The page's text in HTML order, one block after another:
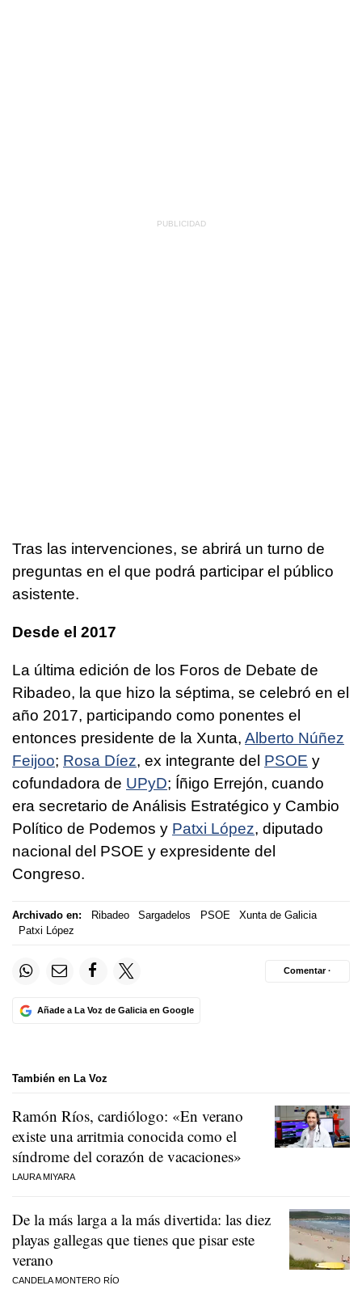
Tras las intervenciones, se abrirá un turno de
preguntas en el que podrá participar el público
asistente.
Desde el 2017
La última edición de los Foros de Debate de
Ribadeo, la que hizo la séptima, se celebró en el
año 2017, participando como ponentes el
entonces presidente de la Xunta, Alberto Núñez
Feijoo; Rosa Díez, ex integrante del PSOE y
cofundadora de UPyD; Íñigo Errejón, cuando
era secretario de Análisis Estratégico y Cambio
Político de Podemos y Patxi López, diputado
nacional del PSOE y expresidente del
Congreso.
Archivado en: Ribadeo Sargadelos PSOE
Xunta de Galicia
Patxi López
Añade a La Voz de Galicia en Google
Comentar ·
También en La Voz
Ramón Ríos, cardiólogo: «En verano
existe una arritmia conocida como el
síndrome del corazón de vacaciones»
LAURA MIYARA
De la más larga a la más divertida: las diez
playas gallegas que tienes que pisar este
verano
CANDELA MONTERO RÍO